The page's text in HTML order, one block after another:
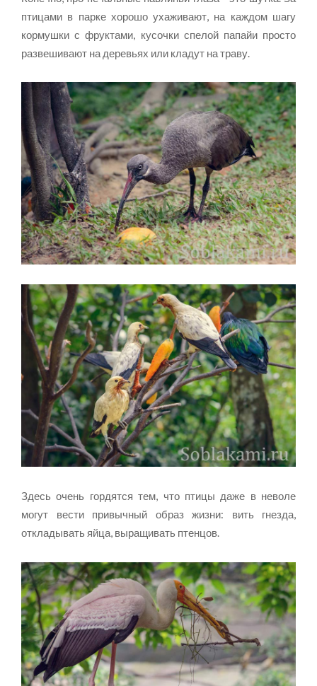
птицами в парке хорошо ухаживают, на каждом шагу
кормушки с фруктами, кусочки спелой папайи просто
развешивают на деревьях или кладут на траву.
Здесь очень гордятся тем, что птицы даже в неволе
могут вести привычный образ жизни: вить гнезда,
откладывать яйца, выращивать птенцов.